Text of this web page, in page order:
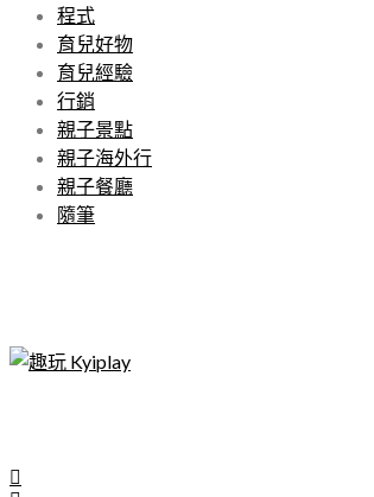
程式
育兒好物
育兒經驗
行銷
親子景點
親子海外行
親子餐廳
隨筆